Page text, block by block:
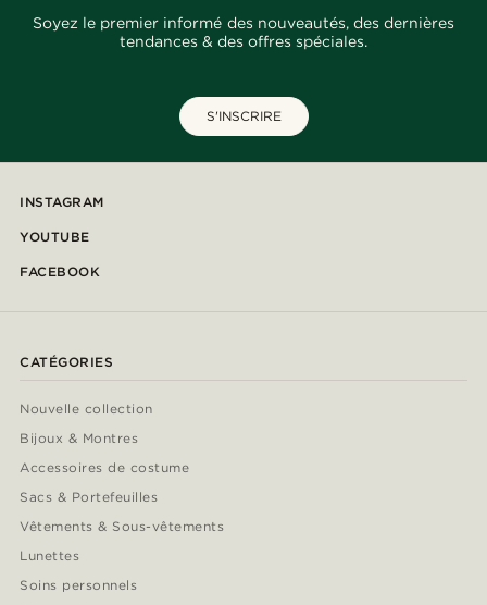
Soyez le premier informé des nouveautés, des dernières
tendances & des offres spéciales.
S'INSCRIRE
INSTAGRAM
YOUTUBE
FACEBOOK
CATÉGORIES
Nouvelle collection
Bijoux & Montres
Accessoires de costume
Sacs & Portefeuilles
Vêtements & Sous-vêtements
Lunettes
Soins personnels